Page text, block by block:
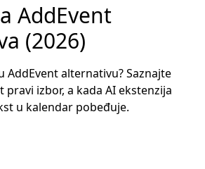
AddEvent
(2026)
AddEvent alternativu? Saznajte
pravi izbor, a kada AI ekstenzija
u kalendar pobeđuje.